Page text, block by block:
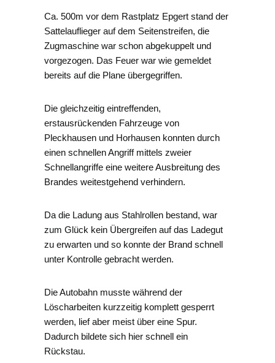
Ca. 500m vor dem Rastplatz Epgert stand der
Sattelauflieger auf dem Seitenstreifen, die
Zugmaschine war schon abgekuppelt und
vorgezogen. Das Feuer war wie gemeldet
bereits auf die Plane übergegriffen.
Die gleichzeitig eintreffenden,
erstausrückenden Fahrzeuge von
Pleckhausen und Horhausen konnten durch
einen schnellen Angriff mittels zweier
Schnellangriffe eine weitere Ausbreitung des
Brandes weitestgehend verhindern.
Da die Ladung aus Stahlrollen bestand, war
zum Glück kein Übergreifen auf das Ladegut
zu erwarten und so konnte der Brand schnell
unter Kontrolle gebracht werden.
Die Autobahn musste während der
Löscharbeiten kurzzeitig komplett gesperrt
werden, lief aber meist über eine Spur.
Dadurch bildete sich hier schnell ein
Rückstau.